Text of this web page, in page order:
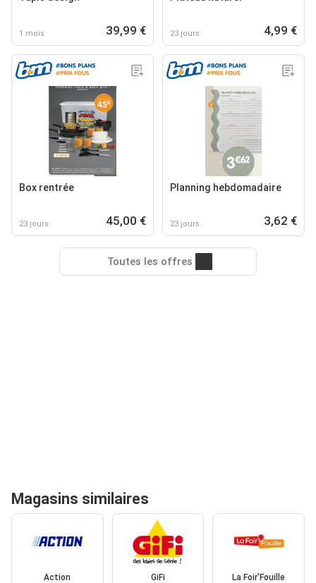
1 mois 39,99 € 23 jours 4,99 €
Box rentrée
23 jours 45,00 €
Planning hebdomadaire
23 jours 3,62 €
Toutes les offres
Magasins similaires
Action GiFi La Foir'Fouille